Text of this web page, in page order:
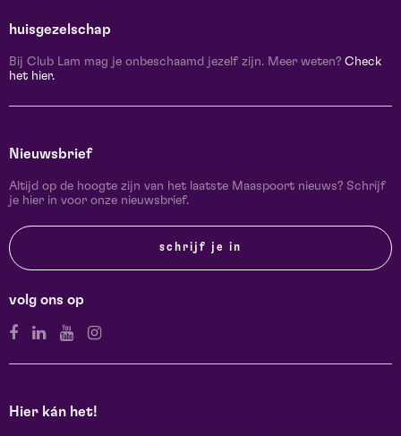
huisgezelschap
Bij Club Lam mag je onbeschaamd jezelf zijn. Meer weten? Check
het hier.
Nieuwsbrief
Altijd op de hoogte zijn van het laatste Maaspoort nieuws? Schrijf
je hier in voor onze nieuwsbrief.
schrijf je in
volg ons op
Hier kán het!